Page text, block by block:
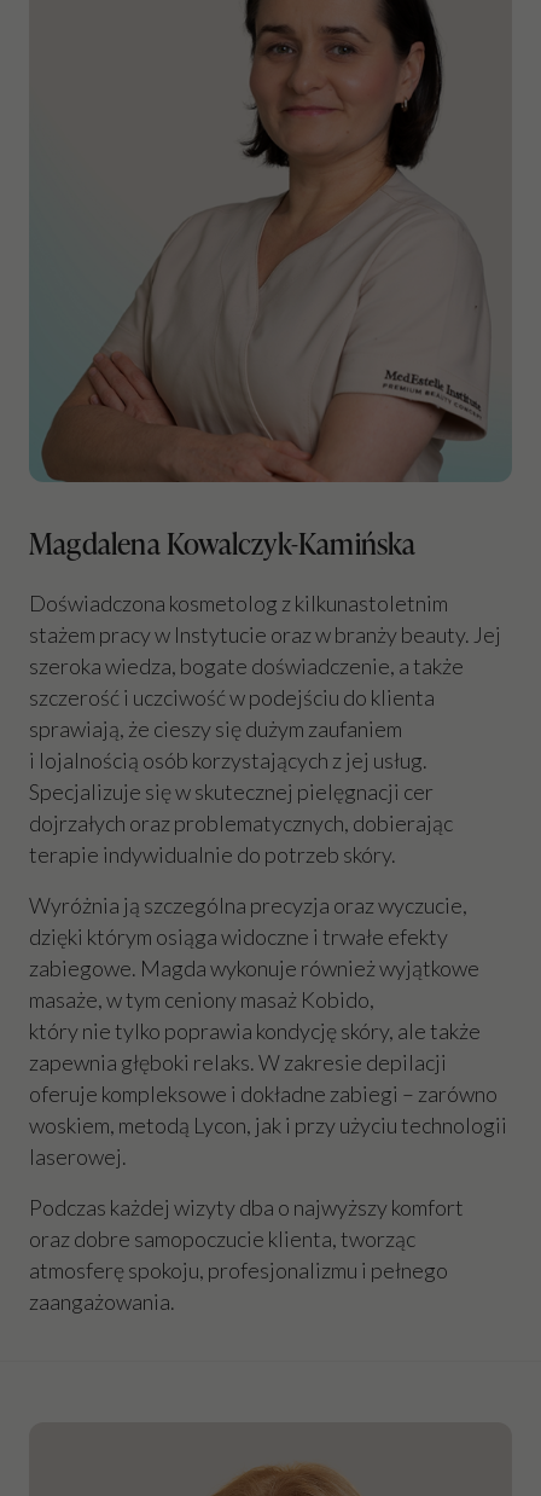
Magdalena Kowalczyk-Kamińska
Doświadczona kosmetolog z kilkunastoletnim
stażem pracy w Instytucie oraz w branży beauty. Jej
szeroka wiedza, bogate doświadczenie, a także
szczerość i uczciwość w podejściu do klienta
sprawiają, że cieszy się dużym zaufaniem
i lojalnością osób korzystających z jej usług.
Specjalizuje się w skutecznej pielęgnacji cer
dojrzałych oraz problematycznych, dobierając
terapie indywidualnie do potrzeb skóry.
Wyróżnia ją szczególna precyzja oraz wyczucie,
dzięki którym osiąga widoczne i trwałe efekty
zabiegowe. Magda wykonuje również wyjątkowe
masaże, w tym ceniony masaż Kobido,
który nie tylko poprawia kondycję skóry, ale także
zapewnia głęboki relaks. W zakresie depilacji
oferuje kompleksowe i dokładne zabiegi – zarówno
woskiem, metodą Lycon, jak i przy użyciu technologii
laserowej.
Podczas każdej wizyty dba o najwyższy komfort
oraz dobre samopoczucie klienta, tworząc
atmosferę spokoju, profesjonalizmu i pełnego
zaangażowania.